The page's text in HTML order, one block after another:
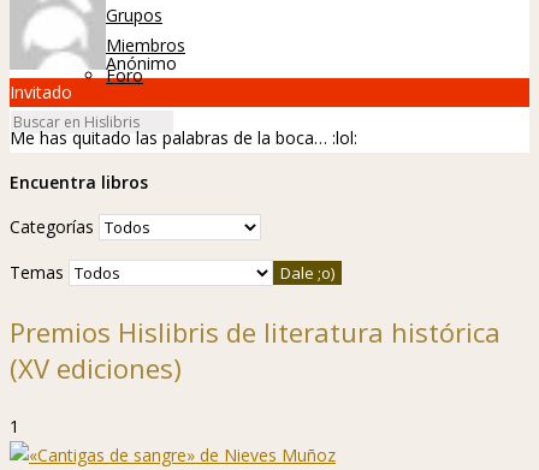
Grupos
Miembros
Foro
Anónimo
Invitado
Me has quitado las palabras de la boca… :lol:
Encuentra libros
Categorías
Temas
Premios Hislibris de literatura histórica
(XV ediciones)
1